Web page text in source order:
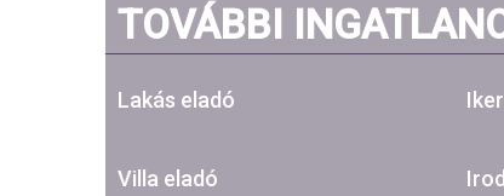
TOVÁBBI
Lakás eladó
Villa eladó